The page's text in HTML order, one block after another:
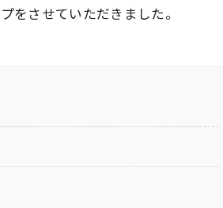
をさせていただきました。